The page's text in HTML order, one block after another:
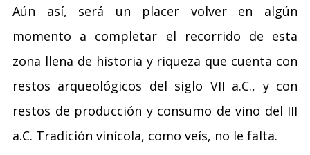
Aún así, será un placer volver en algún
momento a completar el recorrido de esta
zona llena de historia y riqueza que cuenta con
restos arqueológicos del siglo VII a.C., y con
restos de producción y consumo de vino del III
a.C. Tradición vinícola, como veís, no le falta.